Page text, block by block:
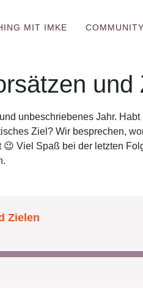
MIT IMKE COMMUNITY
und
unbeschriebenes Jahr.
Ziel? Wir besprechen,
Viel Spaß bei der letzten